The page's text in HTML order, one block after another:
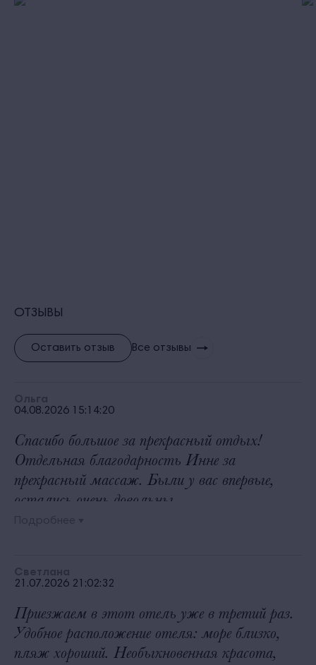
ОТЗЫВЫ
Оставить отзыв Все отзывы
04.08.2026 15:14:20
Спасибо большое за прекрасный отдых!
Отдельная благодарность Инне за
прекрасный массаж. Были у вас впервые,
остались очень довольны.
21.07.2026 21:02:32
Приезжаем в этот отель уже в третий раз.
Удобное расположение отеля: море близко,
пляж хороший. Необыкновенная красота,